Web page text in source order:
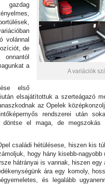
A variációk
gazdag
volánnal
de
a
első
elsajátítottuk a szerteágazó
az Opelek
rendszerei után
döntse el maga, de
családi hétülésese, hiszen kis
hogy hány kisebb-
hátrányai is vannak, hiszen egy
ára egy komoly,
és legalább